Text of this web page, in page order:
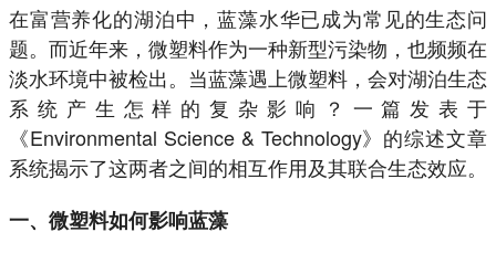
在富营养化的湖泊中，蓝藻水华已成为常见的生态问
题。而近年来，微塑料作为一种新型污染物，也频频在
淡水环境中被检出。当蓝藻遇上微塑料，会对湖泊生态
系统产生怎样的复杂影响？一篇发表于
《Environmental Science & Technology》的综述文章
系统揭示了这两者之间的相互作用及其联合生态效应。
一、微塑料如何影响蓝藻